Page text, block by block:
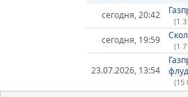
сегодня, 20:42
(1
сегодня, 19:59
(1
23.07.2026, 13:54
(15